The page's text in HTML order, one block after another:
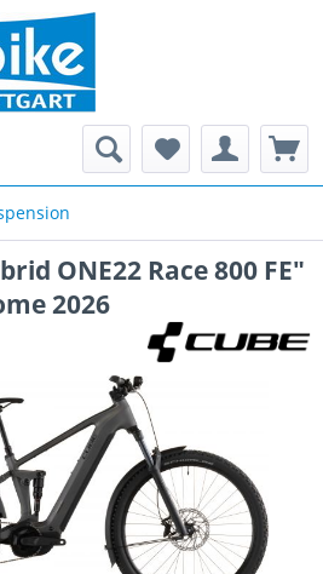
ONE22 Race 800 FE"
2026